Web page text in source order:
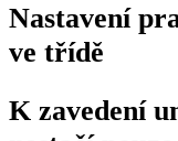
Nastavení
ve třídě
K zavedení